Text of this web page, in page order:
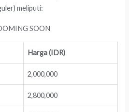
meliputi:
SOON
Harga (IDR)
2,000,000
2,800,000